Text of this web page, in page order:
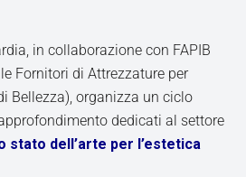
in collaborazione con FAPIB
Fornitori di Attrezzature per
Bellezza), organizza un ciclo
dedicati al settore
stato dell’arte per l’estetica